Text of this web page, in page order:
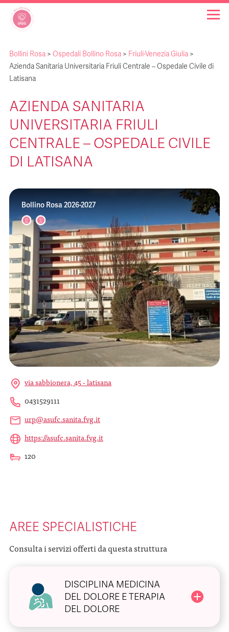
OSPEDALI BOLLINO ROSA
NOTIZIE
FAQ
CHI SIAMO
Bollini Rosa > Ospedali Bollino Rosa > Friuli-Venezia Giulia >
Azienda Sanitaria Universitaria Friuli Centrale – Ospedale Civile di
Latisana
AZIENDA SANITARIA
UNIVERSITARIA FRIULI
CENTRALE – OSPEDALE CIVILE
DI LATISANA
Bollino Rosa 2026-2027
via sabbionera, 45 - latisana
0431529111
urp@asufc.sanita.fvg.it
https://asufc.sanita.fvg.it
120
AREE SPECIALISTICHE
Consulta i servizi offerti da questa struttura
DISCIPLINA MEDICINA
DEL DOLORE E TERAPIA
DEL DOLORE